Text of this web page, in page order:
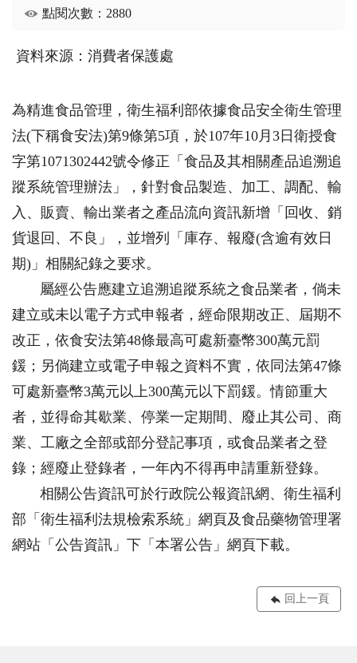
點閱次數：2880
資料來源：消費者保護處
為精進食品管理，衛生福利部依據食品安全衛生管理
法(下稱食安法)第9條第5項，於107年10月3日衛授食
字第1071302442號令修正「食品及其相關產品追溯追
蹤系統管理辦法」，針對食品製造、加工、調配、輸
入、販賣、輸出業者之產品流向資訊新增「回收、銷
貨退回、不良」，並增列「庫存、報廢(含逾有效日
期)」相關紀錄之要求。
屬經公告應建立追溯追蹤系統之食品業者，倘未
建立或未以電子方式申報者，經命限期改正、屆期不
改正，依食安法第48條最高可處新臺幣300萬元罰
鍰；另倘建立或電子申報之資料不實，依同法第47條
可處新臺幣3萬元以上300萬元以下罰鍰。情節重大
者，並得命其歇業、停業一定期間、廢止其公司、商
業、工廠之全部或部分登記事項，或食品業者之登
錄；經廢止登錄者，一年內不得再申請重新登錄。
相關公告資訊可於行政院公報資訊網、衛生福利
部「衛生福利法規檢索系統」網頁及食品藥物管理署
網站「公告資訊」下「本署公告」網頁下載。
回上一頁